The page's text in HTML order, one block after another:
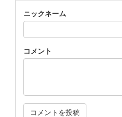
ニックネーム
コメント